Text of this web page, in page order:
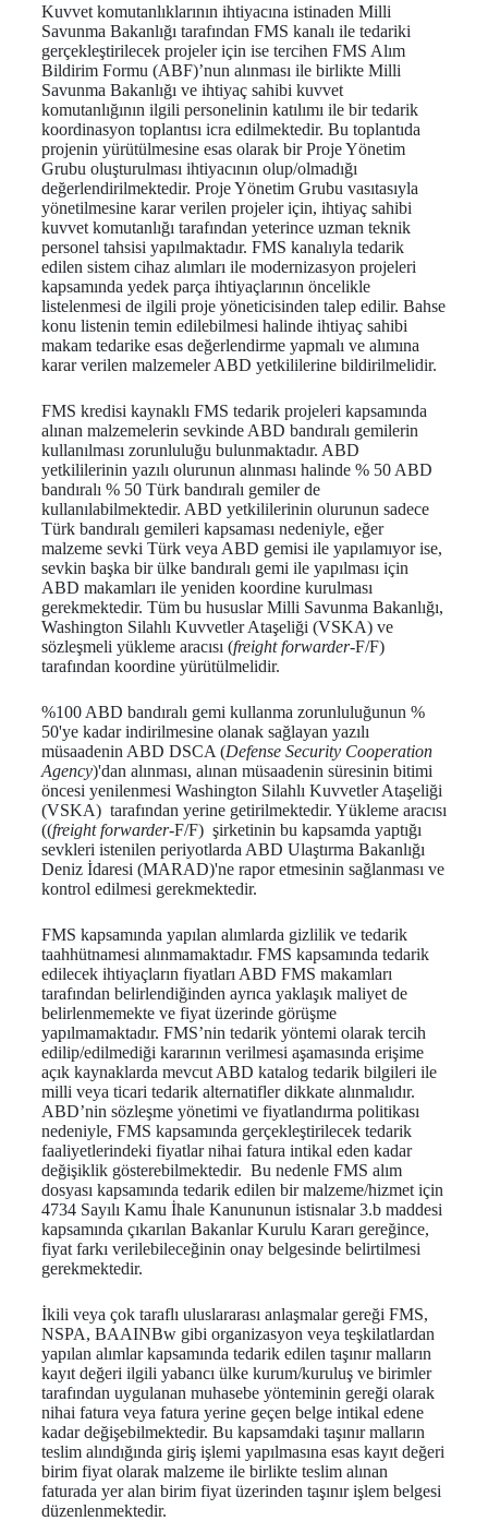
Kuvvet komutanlıklarının ihtiyacına istinaden Milli
Savunma Bakanlığı tarafından FMS kanalı ile tedariki
gerçekleştirilecek projeler için ise tercihen FMS Alım
Bildirim Formu (ABF)’nun alınması ile birlikte Milli
Savunma Bakanlığı ve ihtiyaç sahibi kuvvet
komutanlığının ilgili personelinin katılımı ile bir tedarik
koordinasyon toplantısı icra edilmektedir. Bu toplantıda
projenin yürütülmesine esas olarak bir Proje Yönetim
Grubu oluşturulması ihtiyacının olup/olmadığı
değerlendirilmektedir. Proje Yönetim Grubu vasıtasıyla
yönetilmesine karar verilen projeler için, ihtiyaç sahibi
kuvvet komutanlığı tarafından yeterince uzman teknik
personel tahsisi yapılmaktadır. FMS kanalıyla tedarik
edilen sistem cihaz alımları ile modernizasyon projeleri
kapsamında yedek parça ihtiyaçlarının öncelikle
listelenmesi de ilgili proje yöneticisinden talep edilir. Bahse
konu listenin temin edilebilmesi halinde ihtiyaç sahibi
makam tedarike esas değerlendirme yapmalı ve alımına
karar verilen malzemeler ABD yetkililerine bildirilmelidir.
FMS kredisi kaynaklı FMS tedarik projeleri kapsamında
alınan malzemelerin sevkinde ABD bandıralı gemilerin
kullanılması zorunluluğu bulunmaktadır. ABD
yetkililerinin yazılı olurunun alınması halinde % 50 ABD
bandıralı % 50 Türk bandıralı gemiler de
kullanılabilmektedir. ABD yetkililerinin olurunun sadece
Türk bandıralı gemileri kapsaması nedeniyle, eğer
malzeme sevki Türk veya ABD gemisi ile yapılamıyor ise,
sevkin başka bir ülke bandıralı gemi ile yapılması için
ABD makamları ile yeniden koordine kurulması
gerekmektedir. Tüm bu hususlar Milli Savunma Bakanlığı,
Washington Silahlı Kuvvetler Ataşeliği (VSKA) ve
sözleşmeli yükleme aracısı (freight forwarder-F/F)
tarafından koordine yürütülmelidir.
%100 ABD bandıralı gemi kullanma zorunluluğunun %
50'ye kadar indirilmesine olanak sağlayan yazılı
müsaadenin ABD DSCA (Defense Security Cooperation
Agency)'dan alınması, alınan müsaadenin süresinin bitimi
öncesi yenilenmesi Washington Silahlı Kuvvetler Ataşeliği
(VSKA) tarafından yerine getirilmektedir. Yükleme aracısı
((freight forwarder-F/F) şirketinin bu kapsamda yaptığı
sevkleri istenilen periyotlarda ABD Ulaştırma Bakanlığı
Deniz İdaresi (MARAD)'ne rapor etmesinin sağlanması ve
kontrol edilmesi gerekmektedir.
FMS kapsamında yapılan alımlarda gizlilik ve tedarik
taahhütnamesi alınmamaktadır. FMS kapsamında tedarik
edilecek ihtiyaçların fiyatları ABD FMS makamları
tarafından belirlendiğinden ayrıca yaklaşık maliyet de
belirlenmemekte ve fiyat üzerinde görüşme
yapılmamaktadır. FMS’nin tedarik yöntemi olarak tercih
edilip/edilmediği kararının verilmesi aşamasında erişime
açık kaynaklarda mevcut ABD katalog tedarik bilgileri ile
milli veya ticari tedarik alternatifler dikkate alınmalıdır.
ABD’nin sözleşme yönetimi ve fiyatlandırma politikası
nedeniyle, FMS kapsamında gerçekleştirilecek tedarik
faaliyetlerindeki fiyatlar nihai fatura intikal eden kadar
değişiklik gösterebilmektedir. Bu nedenle FMS alım
dosyası kapsamında tedarik edilen bir malzeme/hizmet için
4734 Sayılı Kamu İhale Kanununun istisnalar 3.b maddesi
kapsamında çıkarılan Bakanlar Kurulu Kararı gereğince,
fiyat farkı verilebileceğinin onay belgesinde belirtilmesi
gerekmektedir.
İkili veya çok taraflı uluslararası anlaşmalar gereği FMS,
NSPA, BAAINBw gibi organizasyon veya teşkilatlardan
yapılan alımlar kapsamında tedarik edilen taşınır malların
kayıt değeri ilgili yabancı ülke kurum/kuruluş ve birimler
tarafından uygulanan muhasebe yönteminin gereği olarak
nihai fatura veya fatura yerine geçen belge intikal edene
kadar değişebilmektedir. Bu kapsamdaki taşınır malların
teslim alındığında giriş işlemi yapılmasına esas kayıt değeri
birim fiyat olarak malzeme ile birlikte teslim alınan
faturada yer alan birim fiyat üzerinden taşınır işlem belgesi
düzenlenmektedir.